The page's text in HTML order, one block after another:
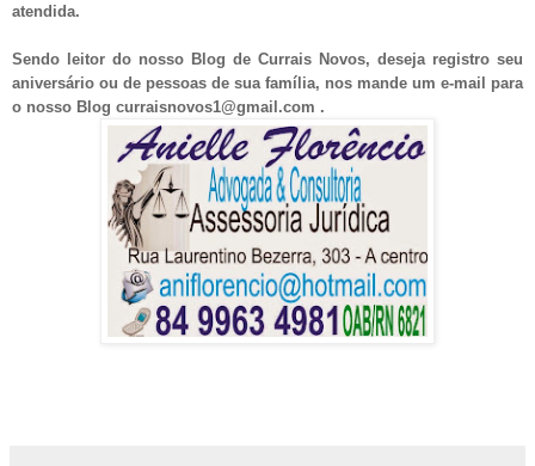
atendida.
Sendo leitor do nosso Blog de Currais Novos, deseja registro seu
aniversário ou de pessoas de sua família, nos mande um e-mail para
o nosso Blog curraisnovos1@gmail.com .